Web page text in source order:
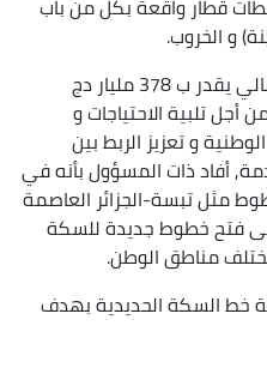
الخروب.
و بعد أن ذكر بأنه تم رصد غلاف مالي يقدر ب 378 مليار دج
تلبية الاحتياجات و
و تعزيز الربط بين
أفاد ذات المسؤول بأنه في
مثل تبسة-الجزائر العاصمة
فتح خطوط جديدة للسكة
مناطق الوطن.
خط السكة الحديدية بهدف